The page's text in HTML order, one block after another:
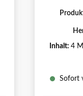
Inhalt:4
Sofort